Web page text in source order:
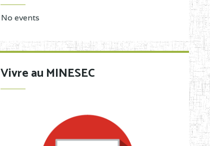
No events
Vivre au MINESEC